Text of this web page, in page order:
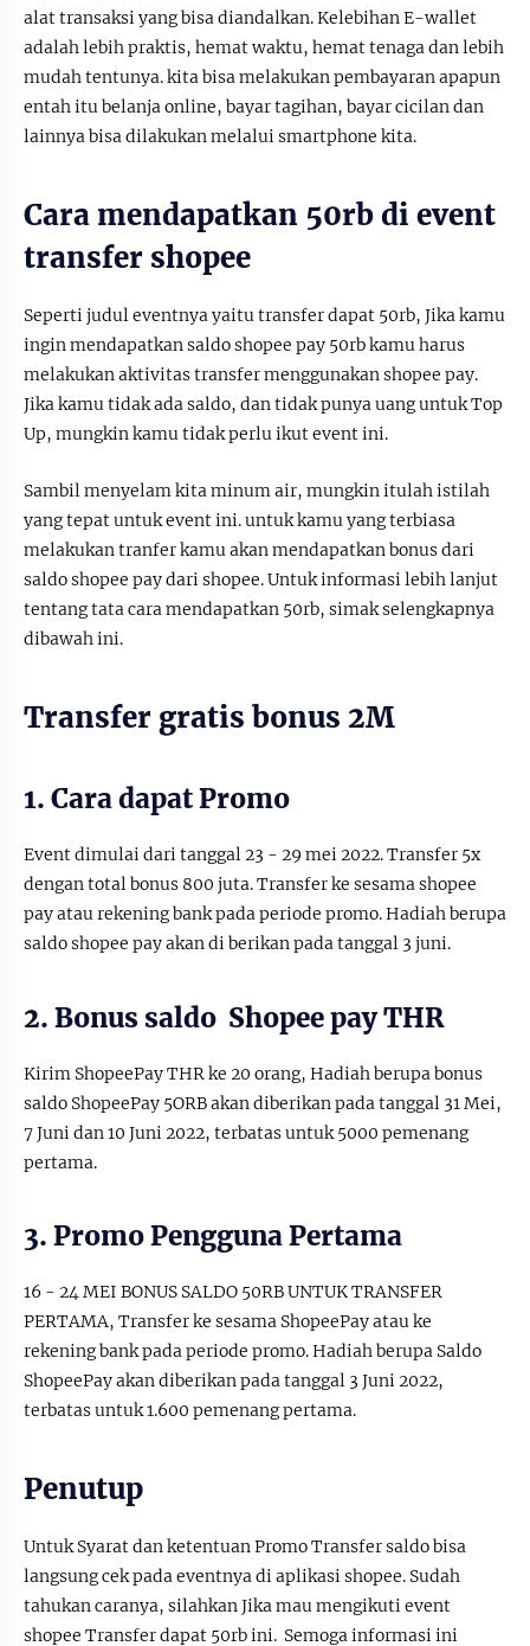
alat transaksi yang bisa diandalkan. Kelebihan E-wallet
adalah lebih praktis, hemat waktu, hemat tenaga dan lebih
mudah tentunya. kita bisa melakukan pembayaran apapun
entah itu belanja online, bayar tagihan, bayar cicilan dan
lainnya bisa dilakukan melalui smartphone kita.
Cara mendapatkan 50rb di event
transfer shopee
Seperti judul eventnya yaitu transfer dapat 50rb, Jika kamu
ingin mendapatkan saldo shopee pay 50rb kamu harus
melakukan aktivitas transfer menggunakan shopee pay.
Jika kamu tidak ada saldo, dan tidak punya uang untuk Top
Up, mungkin kamu tidak perlu ikut event ini.
Sambil menyelam kita minum air, mungkin itulah istilah
yang tepat untuk event ini. untuk kamu yang terbiasa
melakukan tranfer kamu akan mendapatkan bonus dari
saldo shopee pay dari shopee. Untuk informasi lebih lanjut
tentang tata cara mendapatkan 50rb, simak selengkapnya
dibawah ini.
Transfer gratis bonus 2M
1. Cara dapat Promo
Event dimulai dari tanggal 23 - 29 mei 2022. Transfer 5x
dengan total bonus 800 juta. Transfer ke sesama shopee
pay atau rekening bank pada periode promo. Hadiah berupa
saldo shopee pay akan di berikan pada tanggal 3 juni.
2. Bonus saldo Shopee pay THR
Kirim ShopeePay THR ke 20 orang, Hadiah berupa bonus
saldo ShopeePay 5ORB akan diberikan pada tanggal 31 Mei,
7 Juni dan 10 Juni 2022, terbatas untuk 5000 pemenang
pertama.
3. Promo Pengguna Pertama
16 - 24 MEI BONUS SALDO 50RB UNTUK TRANSFER
PERTAMA, Transfer ke sesama ShopeePay atau ke
rekening bank pada periode promo. Hadiah berupa Saldo
ShopeePay akan diberikan pada tanggal 3 Juni 2022,
terbatas untuk 1.600 pemenang pertama.
Penutup
Untuk Syarat dan ketentuan Promo Transfer saldo bisa
langsung cek pada eventnya di aplikasi shopee. Sudah
tahukan caranya, silahkan Jika mau mengikuti event
shopee Transfer dapat 50rb ini. Semoga informasi ini